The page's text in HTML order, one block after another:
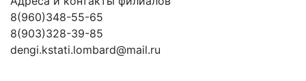
8(960)348-55-65
8(903)328-39-85
dengi.kstati.lombard@mail.ru